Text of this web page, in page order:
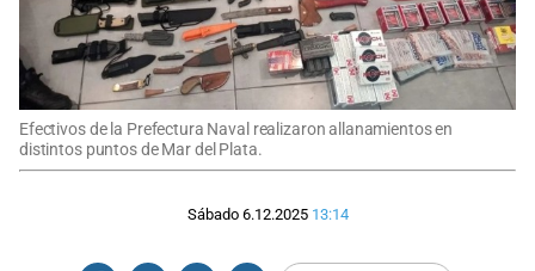
Efectivos de la Prefectura Naval realizaron allanamientos en
distintos puntos de Mar del Plata.
Sábado 6.12.2025 13:14